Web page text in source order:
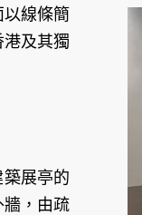
線條簡
及其獨
展亭的
牆，由疏